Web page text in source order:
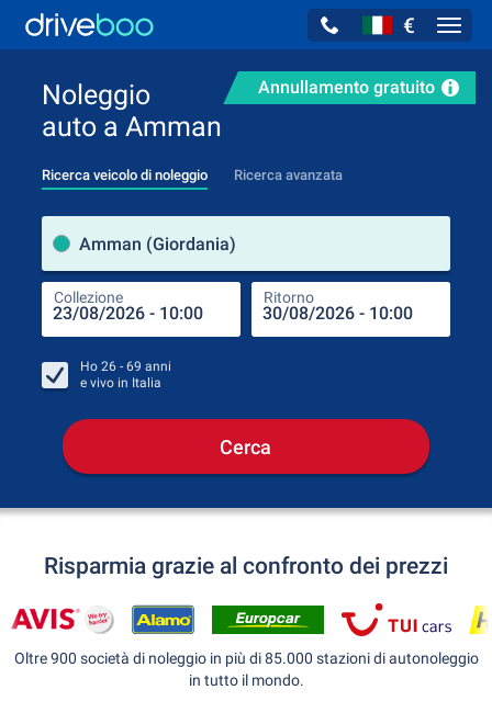
€
Annullamento gratuito
Noleggio
auto a Amman
Ricerca veicolo di noleggio Ricerca avanzata
Amman (Giordania)
Collezione Ritorno
Ho 26 - 69 anni
e vivo in Italia
Cerca
Risparmia grazie al confronto dei prezzi
Oltre 900 società di noleggio in più di 85.000 stazioni di autonoleggio
in tutto il mondo.